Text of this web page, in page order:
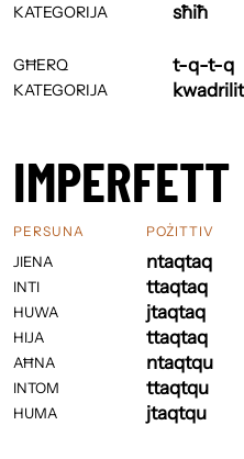
KATEGORIJA
GĦERQ
KATEGORIJA
sħiħ
t-q-t-q
IMPERFETT
PERSUNA
JIENA
INTI
HUWA
HIJA
AĦNA
INTOM
HUMA
POŻITTIV
ntaqtaq
ttaqtaq
jtaqtaq
ttaqtaq
ntaqtqu
ttaqtqu
jtaqtqu